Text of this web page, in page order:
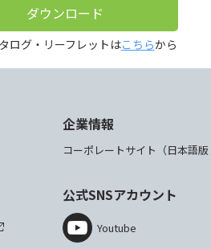
ダウンロード
ログ・リーフレットはこちらから
企業情報
コーポレートサイト（日本語版
公式SNSアカウント
Youtube